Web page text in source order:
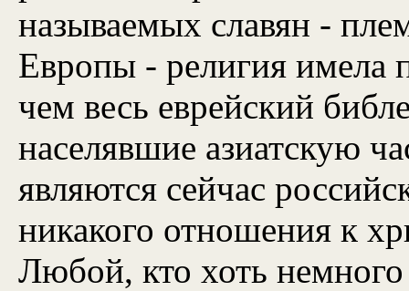
называемых славян -
Европы - религия имела
чем весь еврейский
населявшие азиатскую
являются сейчас
никакого отношения к
Любой, кто хоть